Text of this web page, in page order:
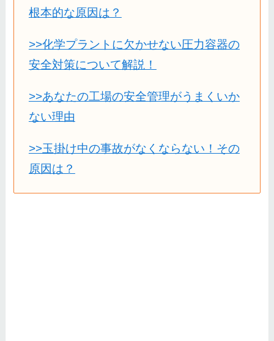
根本的な原因は？
>>化学プラントに欠かせない圧力容器の
安全対策について解説！
>>あなたの工場の安全管理がうまくいか
ない理由
>>玉掛け中の事故がなくならない！その
原因は？